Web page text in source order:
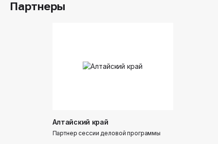
Партнеры
Алтайский край
Партнер сессии деловой программы